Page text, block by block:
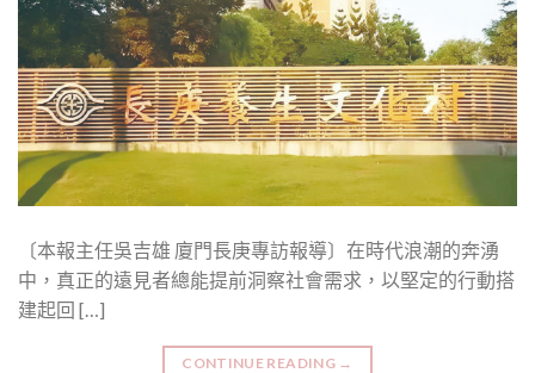
〔本報主任吳吉雄 廈門長庚專訪報導〕在時代浪潮的奔湧
中，真正的遠見者總能提前洞察社會需求，以堅定的行動搭
建起回 […]
CONTINUE READING →